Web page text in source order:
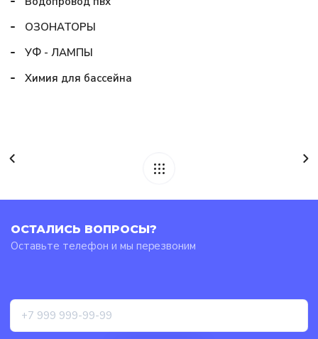
ОЗОНАТОРЫ
УФ - ЛАМПЫ
Химия для бассейна
ОСТАЛИСЬ ВОПРОСЫ?
Оставьте телефон и мы перезвоним